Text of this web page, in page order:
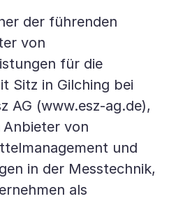
der führenden
von
für die
Sitz in Gilching bei
AG (www.esz-ag.de),
von
und
in der Messtechnik,
als